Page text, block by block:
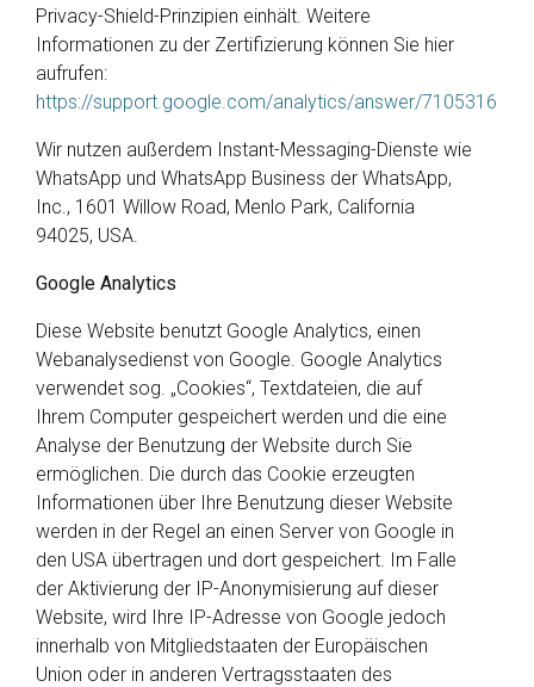
Privacy-Shield-Prinzipien einhält. Weitere
Informationen zu der Zertifizierung können Sie hier
aufrufen:
https://support.google.com/analytics/answer/7105316
Wir nutzen außerdem Instant-Messaging-Dienste wie
WhatsApp und WhatsApp Business der WhatsApp,
Inc., 1601 Willow Road, Menlo Park, California
94025, USA.
Google Analytics
Diese Website benutzt Google Analytics, einen
Webanalysedienst von Google. Google Analytics
verwendet sog. „Cookies“, Textdateien, die auf
Ihrem Computer gespeichert werden und die eine
Analyse der Benutzung der Website durch Sie
ermöglichen. Die durch das Cookie erzeugten
Informationen über Ihre Benutzung dieser Website
werden in der Regel an einen Server von Google in
den USA übertragen und dort gespeichert. Im Falle
der Aktivierung der IP-Anonymisierung auf dieser
Website, wird Ihre IP-Adresse von Google jedoch
innerhalb von Mitgliedstaaten der Europäischen
Union oder in anderen Vertragsstaaten des